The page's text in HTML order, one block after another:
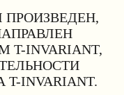
INVARIANT,
INVARIANT.